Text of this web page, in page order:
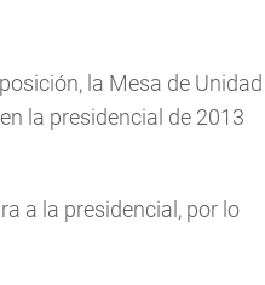
la Mesa de Unidad
la presidencial de 2013
a la presidencial, por lo